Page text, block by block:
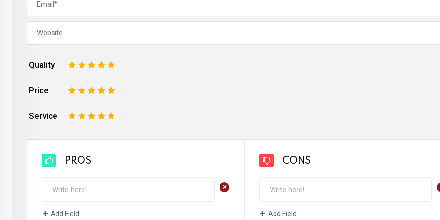
Quality 5
4
3
2
Price 5
4
3
2
Service 5
4
3
2
PROS
+
Add Field
CONS
Add Field